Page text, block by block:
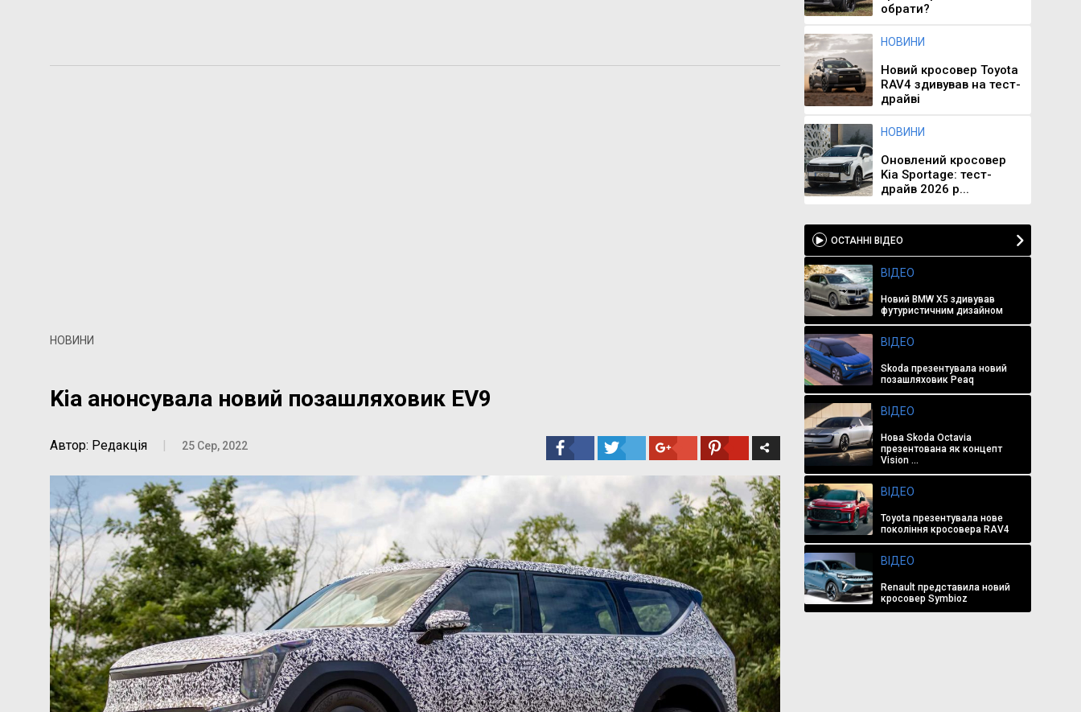
НОВИНИ
Kia анонсувала новий позашляховик EV9
Автор: Редакція | 25 Сер, 2022
обрати?
НОВИНИ
Новий кросовер Toyota
RAV4 здивував на тест-
драйві
НОВИНИ
Оновлений кросовер
Kia Sportage: тест-
драйв 2026 р...
ОСТАННІ ВІДЕО
ВІДЕО
Новий BMW X5 здивував
футуристичним дизайном
ВІДЕО
Skoda презентувала новий
позашляховик Peaq
ВІДЕО
Нова Skoda Octavia
презентована як концепт
Vision ...
ВІДЕО
Toyota презентувала нове
покоління кросовера RAV4
ВІДЕО
Renault представила новий
кросовер Symbioz